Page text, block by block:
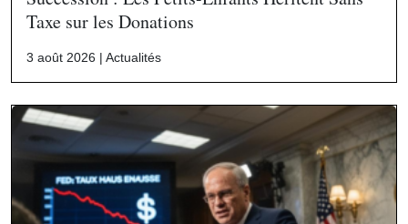
Taxe sur les Donations
3 août 2026 | Actualités